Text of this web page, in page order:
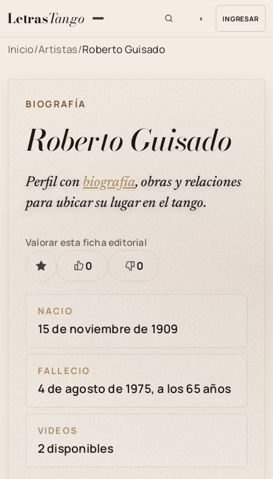
LetrasTango ◐ INGRESAR
Inicio/Artistas/Roberto Guisado
BIOGRAFÍA
Roberto Guisado
Perfil con biografía, obras y relaciones
para ubicar su lugar en el tango.
GUARDAR
Valorar esta ficha editorial
Está
0
Necesita
0
NACIO
15 de noviembre de 1909
FALLECIO
4 de agosto de 1975, a los 65 años
VIDEOS
2 disponibles